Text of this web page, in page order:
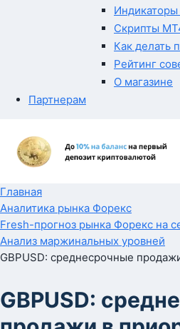
Индикаторы
Скрипты
Как делать
Рейтинг
О магазине
Партнерам
Главная
Аналитика рынка Форекс
Fresh-прогноз рынка Форекс на
Анализ маржинальных уровней
GBPUSD: среднесрочные
GBPUSD: